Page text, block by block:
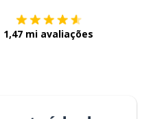
1,47 mi avaliações